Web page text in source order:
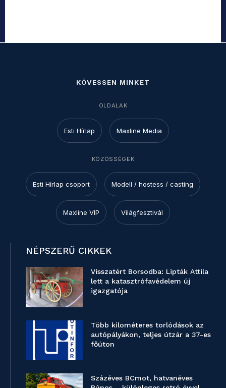
KÖVESSEN MINKET
OLDALAK
Esti Hírlap Maxline Media
KÖZÖSSÉGEK
Esti Hírlap csoport Modell / hostess / casting
Maxline VIP Világfesztivál
NÉPSZERŰ CIKKEK
Visszatért Borsodba: Lipták Attila
lett a katasztrófavédelem új
igazgatója
Több kilométeres torlódások az
autópályákon, teljes útzár a 37-es
főúton
Százéves BCmot, hatvanéves